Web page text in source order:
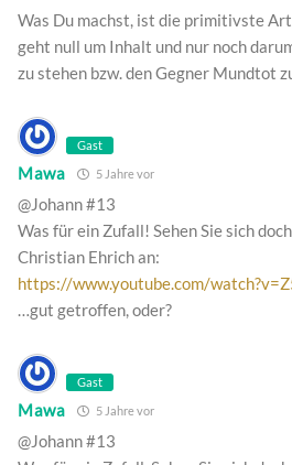
Was Du machst, ist die primitivste
geht null um Inhalt und nur noch
zu stehen bzw. den Gegner Mundtot
Gast
Mawa 5 Jahre vor
@Johann #13
Was für ein Zufall! Sehen Sie sich
Christian Ehrich an:
https://www.youtube.com/
…gut getroffen, oder?
Gast
Mawa 5 Jahre vor
@Johann #13